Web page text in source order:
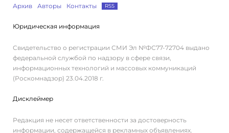
Архив
Авторы Контакты RSS
Юридическая информация
Свидетельство о регистрации СМИ Эл №ФС77-72704 выдано
федеральной службой по надзору в сфере связи,
информационных технологий и массовых коммуникаций
(Роскомнадзор) 23.04.2018 г.
Дисклеймер
Редакция не несет ответственности за достоверность
информации, содержащейся в рекламных объявлениях.